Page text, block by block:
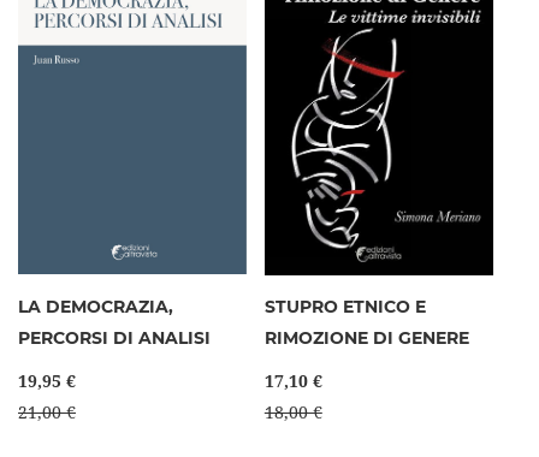
LA DEMOCRAZIA,
PERCORSI DI ANALISI
19,95 €
21,00 €
STUPRO ETNICO E
RIMOZIONE DI GENERE
17,10 €
18,00 €